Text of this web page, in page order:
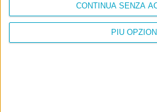
PIÙ OPZIONI
CONTINUA SENZA